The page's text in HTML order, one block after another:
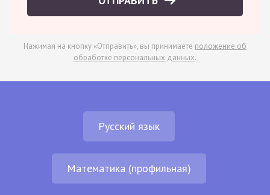
Нажимая на кнопку «Отправить», вы принимаете положение об
обработке персональных данных.
Русский язык
Математика (профильная)